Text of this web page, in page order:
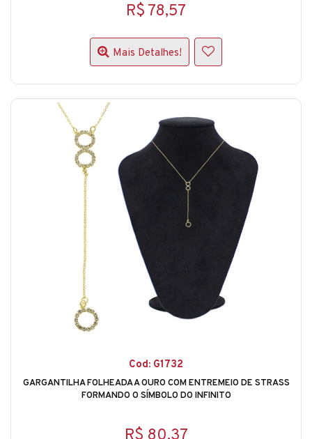
R$ 78,57
Mais Detalhes!
Cod: G1732
GARGANTILHA FOLHEADA A OURO COM ENTREMEIO DE STRASS
FORMANDO O SÍMBOLO DO INFINITO